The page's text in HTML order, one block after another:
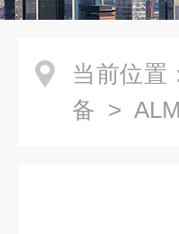
当前位置
备 >